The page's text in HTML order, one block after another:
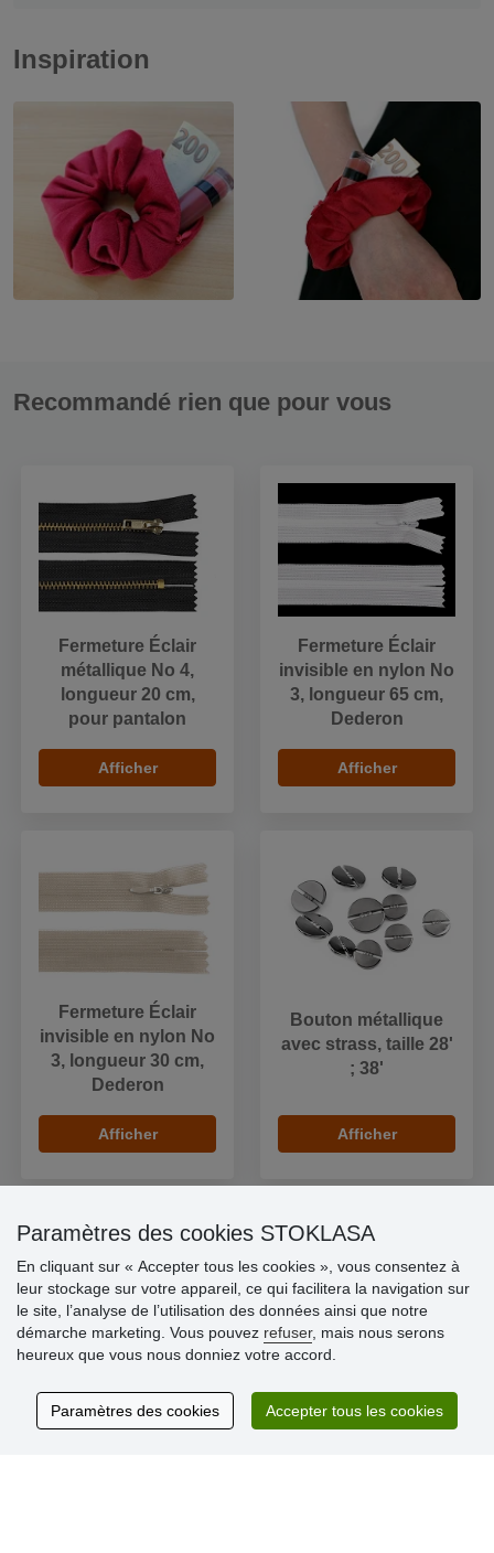
Inspiration
Recommandé rien que pour vous
Fermeture Éclair
métallique No 4,
longueur 20 cm,
pour pantalon
Afficher
Fermeture Éclair
invisible en nylon No
3, longueur 65 cm,
Dederon
Afficher
Fermeture Éclair
invisible en nylon No
3, longueur 30 cm,
Dederon
Afficher
Bouton métallique
avec strass, taille 28'
; 38'
Afficher
Informations importantes
» Paramètres des cookies
» Conditions générales
» Livraison et paiement
» Règles de confidentialité
» Questions fréquentes
» Plaintes
» Programme de fidélité numéro d´ID/SIREN/SIRET
Paramètres des cookies STOKLASA
En cliquant sur « Accepter tous les cookies », vous consentez à
leur stockage sur votre appareil, ce qui facilitera la navigation sur
le site, l’analyse de l’utilisation des données ainsi que notre
démarche marketing. Vous pouvez refuser, mais nous serons
heureux que vous nous donniez votre accord.
Paramètres des cookies Accepter tous les cookies